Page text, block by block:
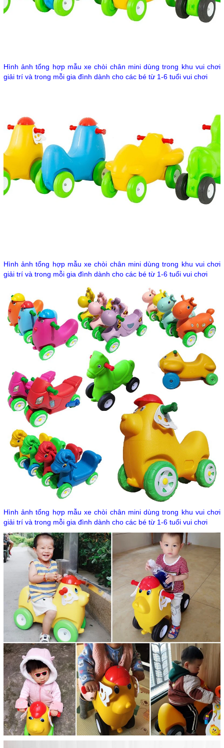
Hình ảnh tổng hợp mẫu xe chòi chân mini dùng trong khu vui chơi
giải trí và trong mỗi gia đình dành cho các bé từ 1-6 tuổi vui chơi
Hình ảnh tổng hợp mẫu xe chòi chân mini dùng trong khu vui chơi
giải trí và trong mỗi gia đình dành cho các bé từ 1-6 tuổi vui chơi
Hình ảnh tổng hợp mẫu xe chòi chân mini dùng trong khu vui chơi
giải trí và trong mỗi gia đình dành cho các bé từ 1-6 tuổi vui chơi